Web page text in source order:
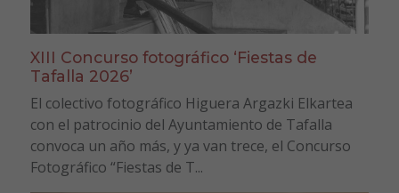
XIII Concurso fotográfico ‘Fiestas de
Tafalla 2026’
El colectivo fotográfico Higuera Argazki Elkartea
con el patrocinio del Ayuntamiento de Tafalla
convoca un año más, y ya van trece, el Concurso
Fotográfico “Fiestas de T...